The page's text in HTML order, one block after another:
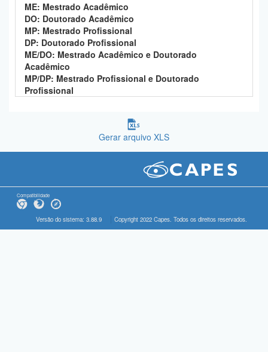
ME: Mestrado Acadêmico
DO: Doutorado Acadêmico
MP: Mestrado Profissional
DP: Doutorado Profissional
ME/DO: Mestrado Acadêmico e Doutorado
Acadêmico
MP/DP: Mestrado Profissional e Doutorado
Profissional
Gerar arquivo XLS
Compatibilidade
Versão do sistema: 3.88.9 Copyright 2022 Capes. Todos os direitos reservados.